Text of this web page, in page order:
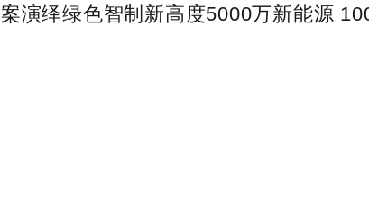
演绎绿色智制新高度5000万新能源